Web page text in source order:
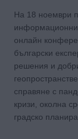
На 18 ноември
онлайн
български
решения и
справяне с
кризи, околна
градско